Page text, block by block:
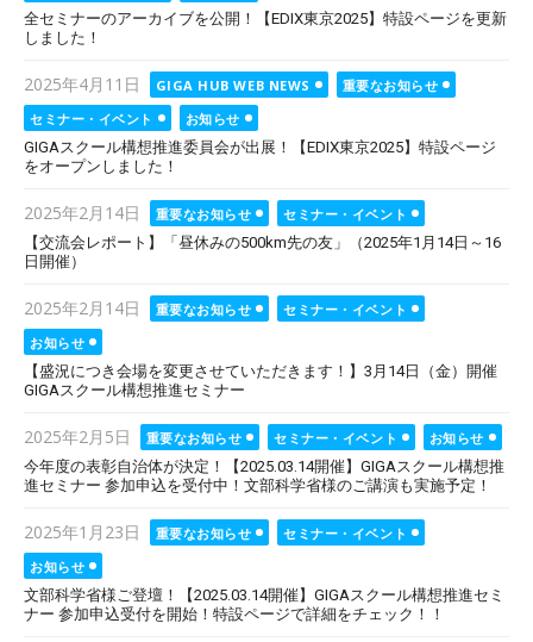
全セミナーのアーカイブを公開！【EDIX東京2025】特設ページを更新
しました！
Posted
on
2025年4月11日 GIGA HUB WEB NEWS
重要なお知らせ
セミナー・イベント
お知らせ
GIGAスクール構想推進委員会が出展！【EDIX東京2025】特設ページ
をオープンしました！
Posted
on
2025年2月14日 重要なお知らせ
セミナー・イベント
【交流会レポート】「昼休みの500km先の友」（2025年1月14日～16
日開催）
Posted
on
2025年2月14日 重要なお知らせ
セミナー・イベント
お知らせ
【盛況につき会場を変更させていただきます！】3月14日（金）開催
GIGAスクール構想推進セミナー
Posted
on
2025年2月5日 重要なお知らせ セミナー・イベント
お知らせ
今年度の表彰自治体が決定！【2025.03.14開催】GIGAスクール構想推
進セミナー 参加申込を受付中！文部科学省様のご講演も実施予定！
Posted
on
2025年1月23日 重要なお知らせ
セミナー・イベント
お知らせ
文部科学省様ご登壇！【2025.03.14開催】GIGAスクール構想推進セミ
ナー 参加申込受付を開始！特設ページで詳細をチェック！！